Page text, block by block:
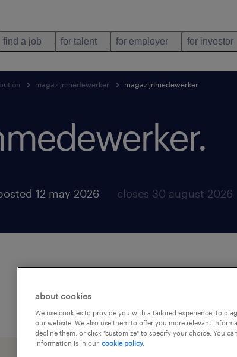
find a job for talent for employer for investor
magazijnmedewerker magazijnmedewerker
.
12 may 2026 closes 30 august 2026
Krijg jij energie
about cookies
We use cookies to provide you with a tailored experience, to
our website. We also use them to offer you more relevant
decline them, or click "customize" to specify your choice. You
information is in our cookie policy.